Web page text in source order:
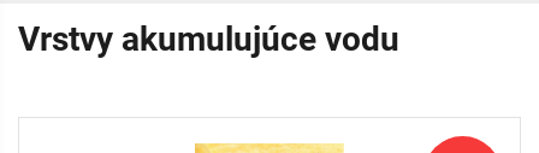
Vrstvy akumulujúce vodu